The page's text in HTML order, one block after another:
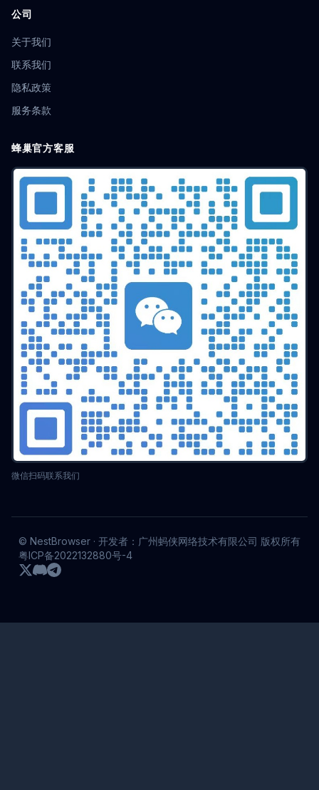
公司
关于我们
联系我们
隐私政策
服务条款
蜂巢官方客服
微信扫码联系我们
© NestBrowser · 开发者：广州蚂侠网络技术有限公司 版权所有
粤ICP备2022132880号-4